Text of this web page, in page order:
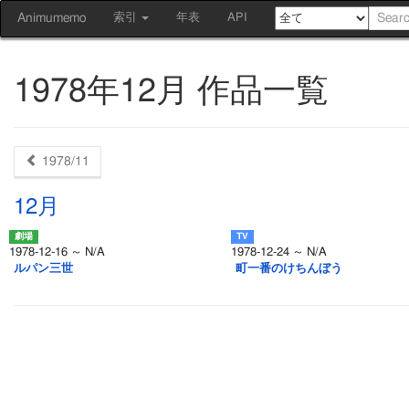
Animumemo 索引 年表 API
1978年12月 作品一覧
1978/11
12月
1978-12-16 ～ N/A
ルパン三世
1978-12-24 ～ N/A
町一番のけちんぼう